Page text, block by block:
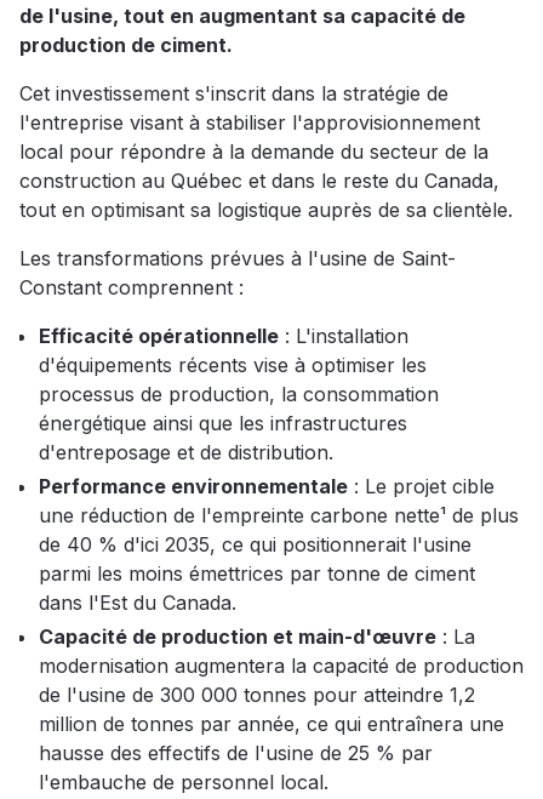
de l'usine, tout en augmentant sa capacité de
production de ciment.
Cet investissement s'inscrit dans la stratégie de
l'entreprise visant à stabiliser l'approvisionnement
local pour répondre à la demande du secteur de la
construction au Québec et dans le reste du Canada,
tout en optimisant sa logistique auprès de sa clientèle.
Les transformations prévues à l'usine de Saint-
Constant comprennent :
Efficacité opérationnelle : L'installation
d'équipements récents vise à optimiser les
processus de production, la consommation
énergétique ainsi que les infrastructures
d'entreposage et de distribution.
Performance environnementale : Le projet cible
une réduction de l'empreinte carbone nette¹ de plus
de 40 % d'ici 2035, ce qui positionnerait l'usine
parmi les moins émettrices par tonne de ciment
dans l'Est du Canada.
Capacité de production et main-d'œuvre : La
modernisation augmentera la capacité de production
de l'usine de 300 000 tonnes pour atteindre 1,2
million de tonnes par année, ce qui entraînera une
hausse des effectifs de l'usine de 25 % par
l'embauche de personnel local.